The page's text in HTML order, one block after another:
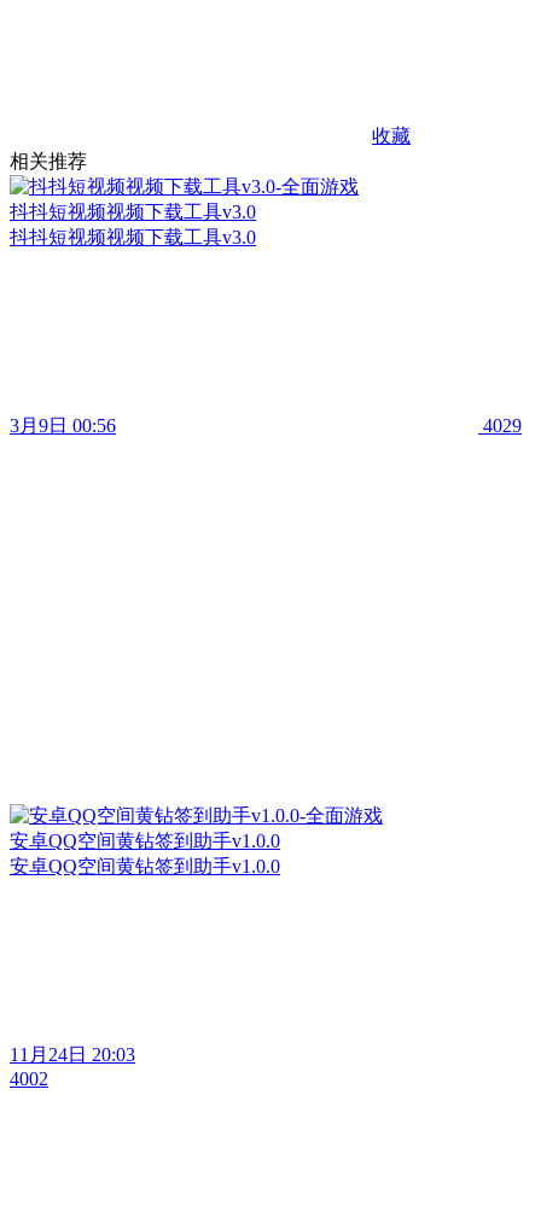
收藏
相关推荐
抖抖短视频视频下载工具v3.0
抖抖短视频视频下载工具v3.0
3月9日 00:56 4029
安卓QQ空间黄钻签到助手v1.0.0
安卓QQ空间黄钻签到助手v1.0.0
11月24日 20:03
4002